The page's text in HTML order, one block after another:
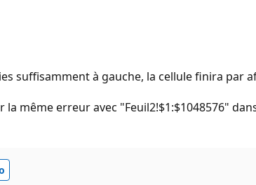
suffisamment à gauche, la cellule finira par
même erreur avec "Feuil2!$1:$1048576"